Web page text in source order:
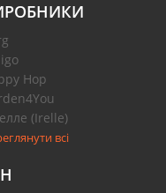
Hop
(Irelle)
всі